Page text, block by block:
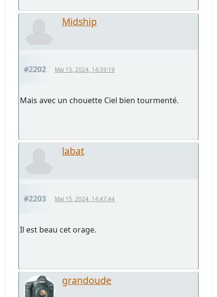
Midship
#2202 Mai 15, 2024, 14:39:19
Mais avec un chouette Ciel bien tourmenté.
labat
#2203 Mai 15, 2024, 14:47:44
Il est beau cet orage.
grandoude